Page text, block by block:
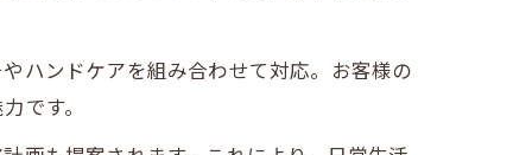
ハンドケアを組み合わせて対応。お客様の
です。